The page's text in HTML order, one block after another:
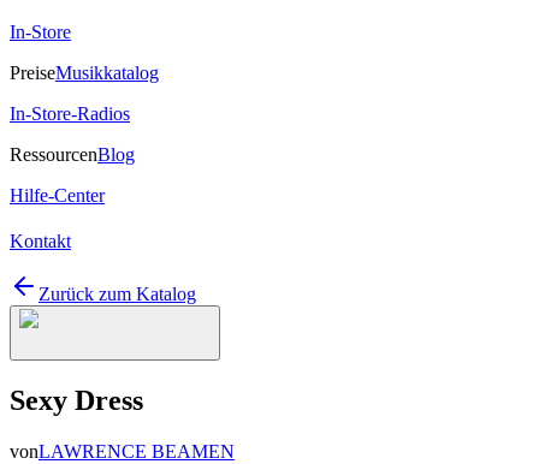
In-Store
PreiseMusikkatalog
In-Store-Radios
RessourcenBlog
Hilfe-Center
Kontakt
Zurück zum Katalog
Sexy Dress
vonLAWRENCE BEAMEN